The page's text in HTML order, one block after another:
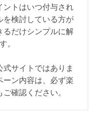
ントはいつ付与され
を検討している方が
るだけシンプルに解
。
サイトではありま
ーン内容は、必ず楽
確認ください。